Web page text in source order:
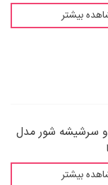
بیشتر
سرشيشه شور مدل
بیشتر